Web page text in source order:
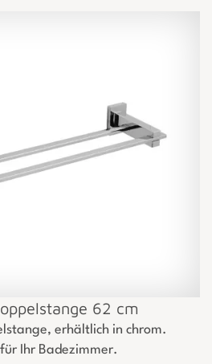
62 cm
erhältlich in chrom.
Ihr Badezimmer.